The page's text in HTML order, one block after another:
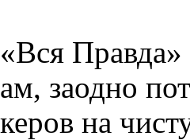
«Вся Правда»
ам, заодно
керов на